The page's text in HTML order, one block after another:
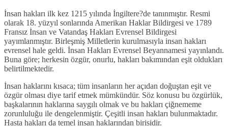
İnsan hakları ilk kez 1215 yılında İngiltere?de tanınmıştır. Resmi
olarak 18. yüzyıl sonlarında Amerikan Haklar Bildirgesi ve 1789
Fransız İnsan ve Vatandaş Hakları Evrensel Bildirgesi
yayımlanmıştır. Birleşmiş Milletlerin kurulmasıyla insan hakları
evrensel hale geldi. İnsan Hakları Evrensel Beyannamesi yayınlandı.
Buna göre; herkesin özgür, onurlu, hakları bakımından eşit oldukları
belirtilmektedir.
İnsan haklarını kısaca; tüm insanların her açıdan doğuştan eşit ve
özgür olması diye tarif etmek mümkündür. Söz konusu bu özgürlük,
başkalarının haklarına saygılı olmak ve bu hakları çiğnememe
zorunluluğu ile dengelenmiştir. Çeşitli insan hakları bulunmaktadır.
Hasta hakları da temel insan haklarından birisidir.